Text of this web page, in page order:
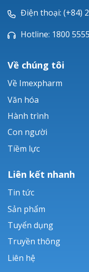
Zobacta®
Bacsulfo®
Điện thoại: (+84)
Hotline: 1800
Về chúng tôi
Về Imexpharm
Văn hóa
Hành trình
Con người
Tiềm lực
Liên kết nhanh
Tin tức
Sản phẩm
Tuyển dụng
Truyền thông
Liên hệ